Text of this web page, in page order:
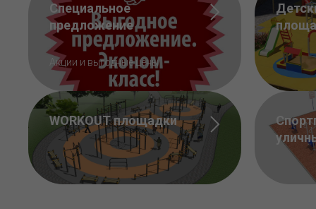
Специальное
предложение
Акции и выгодные цены
WORKOUT площадки